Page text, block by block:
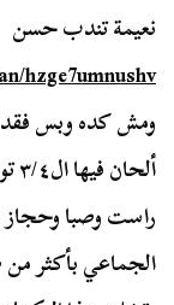
نعيمة تندب حسن
hzge7umnushv
ومش كده وبس فقد
راست وصبا وحجاز
الجماعي بأكثر